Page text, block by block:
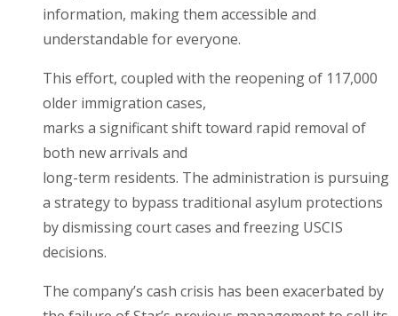
information, making them accessible and
understandable for everyone.
This effort, coupled with the reopening of 117,000
older immigration cases,
marks a significant shift toward rapid removal of
both new arrivals and
long-term residents. The administration is pursuing
a strategy to bypass traditional asylum protections
by dismissing court cases and freezing USCIS
decisions.
The company’s cash crisis has been exacerbated by